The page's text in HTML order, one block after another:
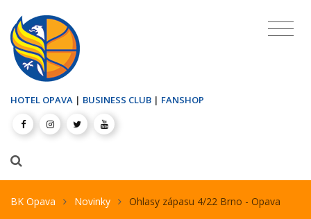
HOTEL OPAVA | BUSINESS CLUB | FANSHOP
BK Opava Novinky Ohlasy zápasu 4/22 Brno - Opava